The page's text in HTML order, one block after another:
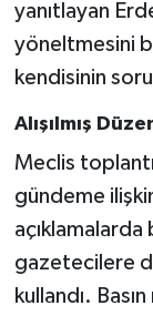
yanıtlayan
yöneltmesini
kendisinin
Alışılmış
Meclis
gündeme
açıklamalarda
gazetecilere
kullandı.